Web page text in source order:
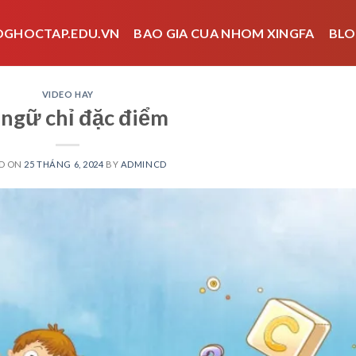
BAO GIA CUA NHOM XINGFA
VIDEO HAY
chỉ đặc điểm
ON 25 THÁNG 6, 2024 BY ADMINCD